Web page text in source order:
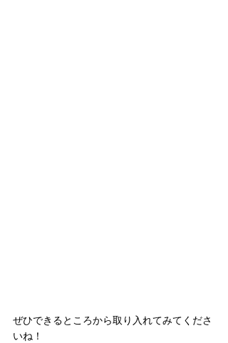
ぜひできるところから取り入れてみてくださ
いね！